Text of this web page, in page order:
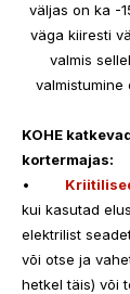
väljas on ka -
väga kiiresti
valmis
valmistumine
KOHE
kortermajas:
kui kasutad
elektrilist
või otse ja
hetkel täis) või